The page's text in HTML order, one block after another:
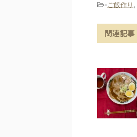
- ご飯作り ,
関連記事